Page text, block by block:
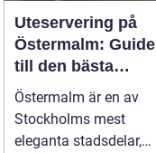
Uteservering på
Östermalm: Guide
till den bästa
restaurangen på
Östermalm
Östermalm är en av
Stockholms mest
eleganta stadsdelar,